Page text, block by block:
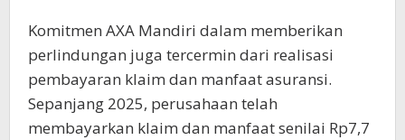
Komitmen AXA Mandiri dalam memberikan
perlindungan juga tercermin dari realisasi
pembayaran klaim dan manfaat asuransi.
Sepanjang 2025, perusahaan telah
membayarkan klaim dan manfaat senilai Rp7,7